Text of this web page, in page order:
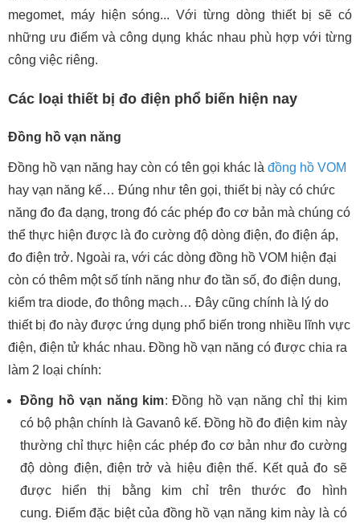
megomet, máy hiện sóng... Với từng dòng thiết bị sẽ có
những ưu điểm và công dụng khác nhau phù hợp với từng
công việc riêng.
Các loại thiết bị đo điện phổ biến hiện nay
Đồng hồ vạn năng
Đồng hồ vạn năng hay còn có tên gọi khác là đồng hồ VOM
hay vạn năng kế… Đúng như tên gọi, thiết bị này có chức
năng đo đa dạng, trong đó các phép đo cơ bản mà chúng có
thể thực hiện được là đo cường độ dòng điện, đo điện áp,
đo điện trở. Ngoài ra, với các dòng đồng hồ VOM hiện đại
còn có thêm một số tính năng như đo tần số, đo điện dung,
kiểm tra diode, đo thông mạch… Đây cũng chính là lý do
thiết bị đo này được ứng dụng phổ biến trong nhiều lĩnh vực
điện, điện tử khác nhau. Đồng hồ vạn năng có được chia ra
làm 2 loại chính:
Đồng hồ vạn năng kim: Đồng hồ vạn năng chỉ thị kim
có bộ phận chính là Gavanô kế. Đồng hồ đo điện kim này
thường chỉ thực hiện các phép đo cơ bản như đo cường
độ dòng điện, điện trở và hiệu điện thế. Kết quả đo sẽ
được hiển thị bằng kim chỉ trên thước đo hình
cung. Điểm đặc biệt của đồng hồ vạn năng kim này là có